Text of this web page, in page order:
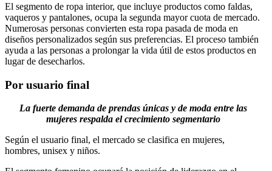
El segmento de ropa interior, que incluye productos como faldas,
vaqueros y pantalones, ocupa la segunda mayor cuota de mercado.
Numerosas personas convierten esta ropa pasada de moda en
diseños personalizados según sus preferencias. El proceso también
ayuda a las personas a prolongar la vida útil de estos productos en
lugar de desecharlos.
Por usuario final
La fuerte demanda de prendas únicas y de moda entre las
mujeres respalda el crecimiento segmentario
Según el usuario final, el mercado se clasifica en mujeres,
hombres, unisex y niños.